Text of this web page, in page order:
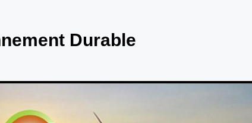
Durable